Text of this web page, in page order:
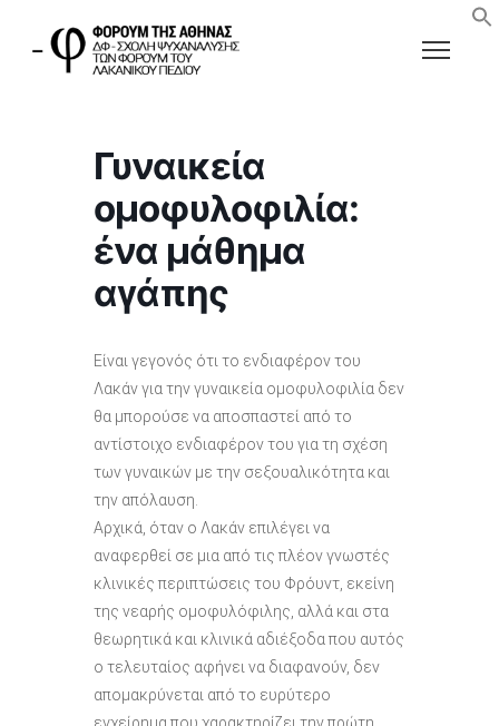
Γυναικεία
ομοφυλοφιλία:
ένα μάθημα
αγάπης
Είναι γεγονός ότι το ενδιαφέρον του
Λακάν για την γυναικεία ομοφυλοφιλία δεν
θα μπορούσε να αποσπαστεί από το
αντίστοιχο ενδιαφέρον του για τη σχέση
των γυναικών με την σεξουαλικότητα και
την απόλαυση.
Αρχικά, όταν ο Λακάν επιλέγει να
αναφερθεί σε μια από τις πλέον γνωστές
κλινικές περιπτώσεις του Φρόυντ, εκείνη
της νεαρής ομοφυλόφιλης, αλλά και στα
θεωρητικά και κλινικά αδιέξοδα που αυτός
ο τελευταίος αφήνει να διαφανούν, δεν
απομακρύνεται από το ευρύτερο